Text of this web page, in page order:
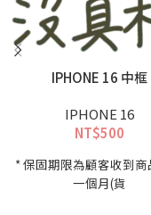
IPHONE 16 中框
IPHONE 16
NT$500
* 保固期限為顧客收到商
一個月(貨